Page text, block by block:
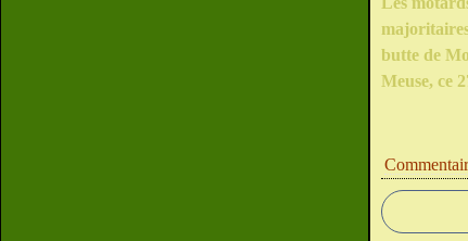
butte de
Meuse, ce